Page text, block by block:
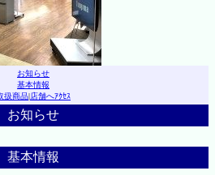
お知らせ
基本情報
扱商品|店舗へｱｸｾｽ
お知らせ
基本情報